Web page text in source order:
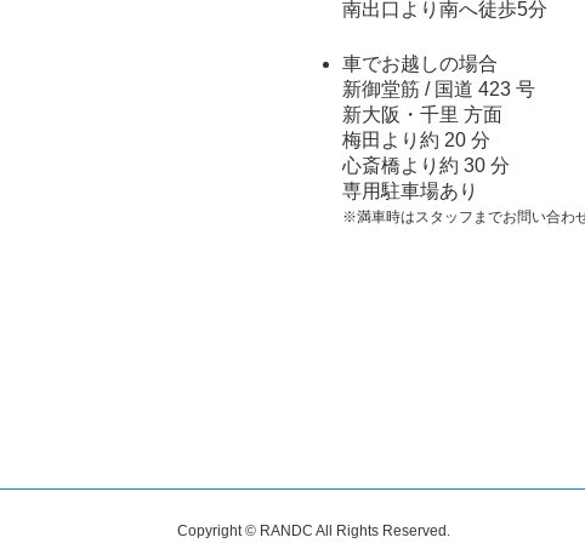
南出口より南へ徒歩5分
車でお越しの場合
新御堂筋 / 国道 423 号
新大阪・千里 方面
梅田より約 20 分
心斎橋より約 30 分
専用駐車場あり
※満車時はスタッフまでお問い合わ
Copyright © RANDC All Rights Reserved.